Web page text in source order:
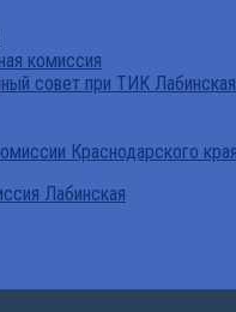
комиссия
совет при ТИК Лабинская
Краснодарского
Лабинская